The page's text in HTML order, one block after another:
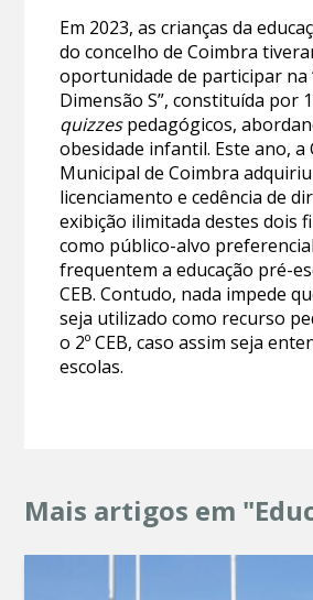
Em 2023, as crianças da
do concelho de Coimbra
oportunidade de participar na
Dimensão S”, constituída por
quizzespedagógicos,
obesidade infantil. Este ano, a
Municipal de Coimbra
licenciamento e cedência de
exibição ilimitada destes dois
como público-alvo
frequentem a educação pré-
CEB. Contudo, nada impede
seja utilizado como recurso
o 2º CEB, caso assim seja
escolas.
Mais artigos em